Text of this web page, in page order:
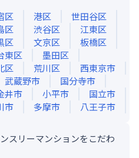
区 港区
世田谷区
区 渋谷区
江東区
区 文京区
板橋区
東区
墨田区
区 荒川区
西東京市
武蔵野市
国分寺市
井市 小平市
国立市
市 多摩市 八王子市
スリーマンションをこだわ